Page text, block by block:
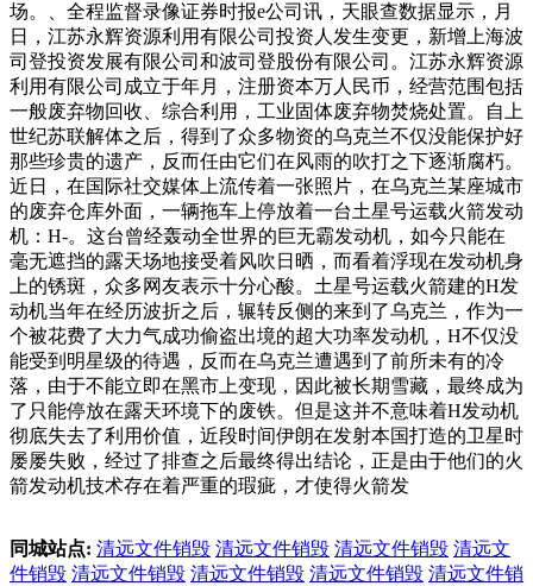
场。、全程监督录像证券时报e公司讯，天眼查数据显示，月
日，江苏永辉资源利用有限公司投资人发生变更，新增上海波
司登投资发展有限公司和波司登股份有限公司。江苏永辉资源
利用有限公司成立于年月，注册资本万人民币，经营范围包括
一般废弃物回收、综合利用，工业固体废弃物焚烧处置。自上
世纪苏联解体之后，得到了众多物资的乌克兰不仅没能保护好
那些珍贵的遗产，反而任由它们在风雨的吹打之下逐渐腐朽。
近日，在国际社交媒体上流传着一张照片，在乌克兰某座城市
的废弃仓库外面，一辆拖车上停放着一台土星号运载火箭发动
机：H-。这台曾经轰动全世界的巨无霸发动机，如今只能在
毫无遮挡的露天场地接受着风吹日晒，而看着浮现在发动机身
上的锈斑，众多网友表示十分心酸。土星号运载火箭建的H发
动机当年在经历波折之后，辗转反侧的来到了乌克兰，作为一
个被花费了大力气成功偷盗出境的超大功率发动机，H不仅没
能受到明星级的待遇，反而在乌克兰遭遇到了前所未有的冷
落，由于不能立即在黑市上变现，因此被长期雪藏，最终成为
了只能停放在露天环境下的废铁。但是这并不意味着H发动机
彻底失去了利用价值，近段时间伊朗在发射本国打造的卫星时
屡屡失败，经过了排查之后最终得出结论，正是由于他们的火
箭发动机技术存在着严重的瑕疵，才使得火箭发
同城站点: 清远文件销毁 清远文件销毁 清远文件销毁 清远文
件销毁 清远文件销毁 清远文件销毁 清远文件销毁 清远文件销